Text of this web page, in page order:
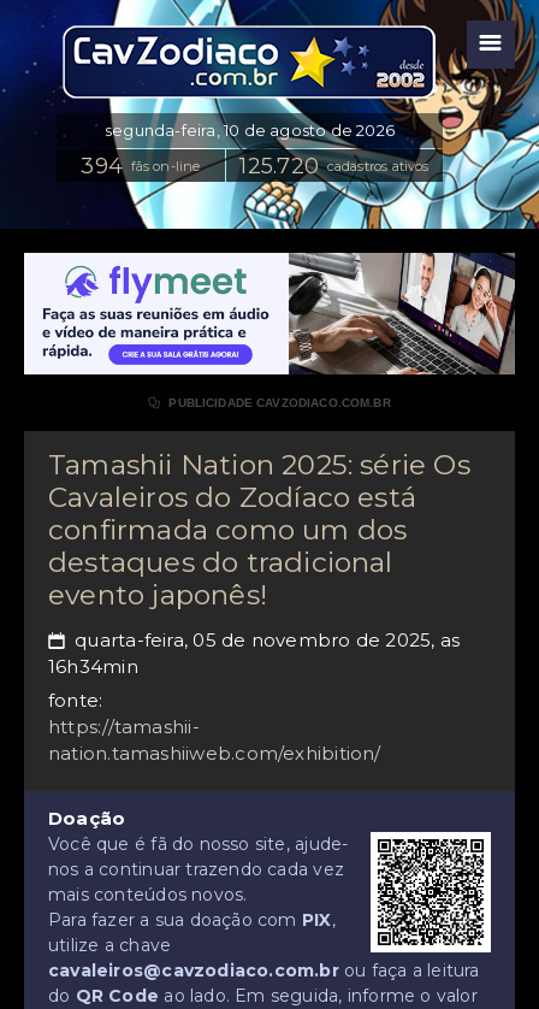
☰
fãs on-line cadastros ativos
 PUBLICIDADE CAVZODIACO.COM.BR
Tamashii Nation 2025: série Os
Cavaleiros do Zodíaco está
confirmada como um dos
destaques do tradicional
evento japonês!
📅 quarta-feira, 05 de novembro de 2025, as
16h34min
fonte:
https://tamashii-
nation.tamashiiweb.com/exhibition/
Doação
Você que é fã do nosso site, ajude-
nos a continuar trazendo cada vez
mais conteúdos novos.
Para fazer a sua doação com PIX,
utilize a chave
cavaleiros@cavzodiaco.com.brou faça a leitura
do QR Code ao lado. Em seguida, informe o valor